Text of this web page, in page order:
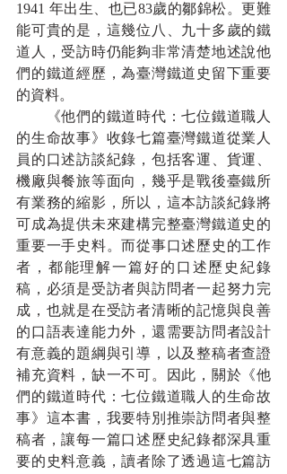
1941 年出生、也已83歲的鄒錦松。更難
能可貴的是，這幾位八、九十多歲的鐵
道人，受訪時仍能夠非常清楚地述說他
們的鐵道經歷，為臺灣鐵道史留下重要
的資料。
《他們的鐵道時代：七位鐵道職人
的生命故事》收錄七篇臺灣鐵道從業人
員的口述訪談紀錄，包括客運、貨運、
機廠與餐旅等面向，幾乎是戰後臺鐵所
有業務的縮影，所以，這本訪談紀錄將
可成為提供未來建構完整臺灣鐵道史的
重要一手史料。而從事口述歷史的工作
者，都能理解一篇好的口述歷史紀錄
稿，必須是受訪者與訪問者一起努力完
成，也就是在受訪者清晰的記憶與良善
的口語表達能力外，還需要訪問者設計
有意義的題綱與引導，以及整稿者查證
補充資料，缺一不可。因此，關於《他
們的鐵道時代：七位鐵道職人的生命故
事》這本書，我要特別推崇訪問者與整
稿者，讓每一篇口述歷史紀錄都深具重
要的史料意義，讀者除了透過這七篇訪